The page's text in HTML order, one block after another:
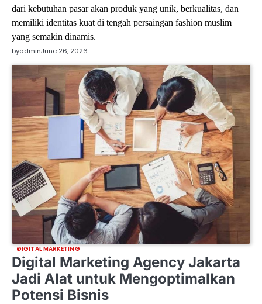
dari kebutuhan pasar akan produk yang unik, berkualitas, dan
memiliki identitas kuat di tengah persaingan fashion muslim
yang semakin dinamis.
byadminJune 26, 2026
DIGITAL MARKETING
Digital Marketing Agency Jakarta
Jadi Alat untuk Mengoptimalkan
Potensi Bisnis